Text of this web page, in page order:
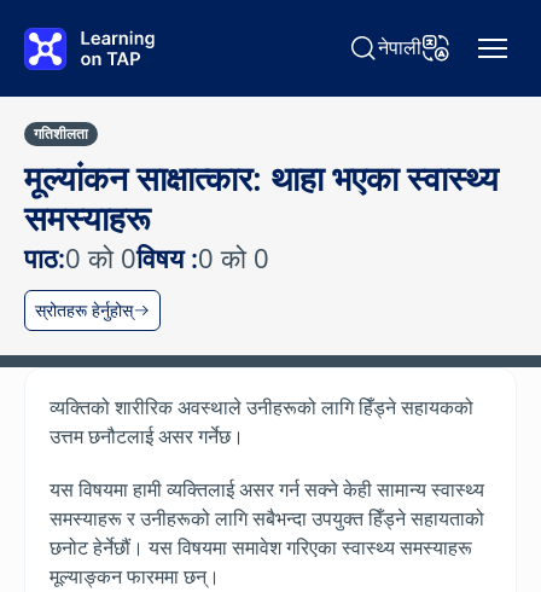
खोज्नुहोस् Learning on TAP
नेपालीभाषा परिवर्तन
गतिशीलता
मूल्यांकन साक्षात्कार: थाहा भएका स्वास्थ्य
समस्याहरू
पाठ:0 को 0विषय :0 को 0
स्रोतहरू हेर्नुहोस्
व्यक्तिको शारीरिक अवस्थाले उनीहरूको लागि हिँड्ने सहायकको
उत्तम छनौटलाई असर गर्नेछ।
यस विषयमा हामी व्यक्तिलाई असर गर्न सक्ने केही सामान्य स्वास्थ्य
समस्याहरू र उनीहरूको लागि सबैभन्दा उपयुक्त हिँड्ने सहायताको
छनोट हेर्नेछौं। यस विषयमा समावेश गरिएका स्वास्थ्य समस्याहरू
मूल्याङ्कन फारममा छन्।